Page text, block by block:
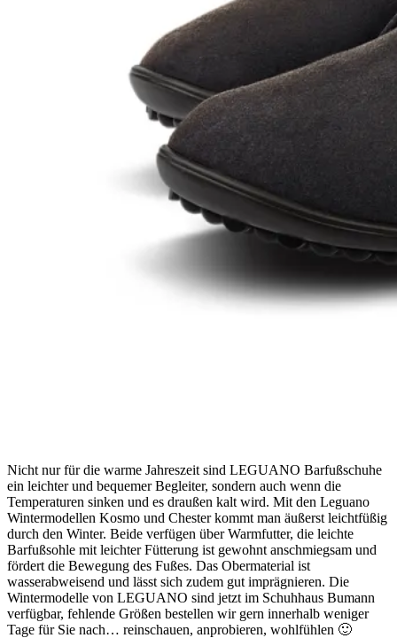
Nicht nur für die warme Jahreszeit sind LEGUANO Barfußschuhe
ein leichter und bequemer Begleiter, sondern auch wenn die
Temperaturen sinken und es draußen kalt wird. Mit den Leguano
Wintermodellen Kosmo und Chester kommt man äußerst leichtfüßig
durch den Winter. Beide verfügen über Warmfutter, die leichte
Barfußsohle mit leichter Fütterung ist gewohnt anschmiegsam und
fördert die Bewegung des Fußes. Das Obermaterial ist
wasserabweisend und lässt sich zudem gut imprägnieren. Die
Wintermodelle von LEGUANO sind jetzt im Schuhhaus Bumann
verfügbar, fehlende Größen bestellen wir gern innerhalb weniger
Tage für Sie nach… reinschauen, anprobieren, wohlfühlen 🙂